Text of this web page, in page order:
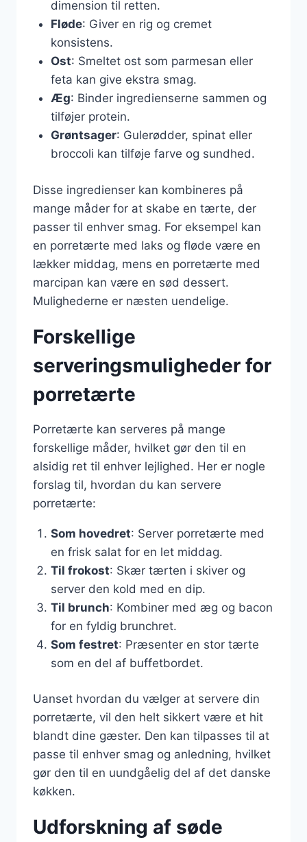
dimension til retten.
Fløde: Giver en rig og cremet
konsistens.
Ost: Smeltet ost som parmesan eller
feta kan give ekstra smag.
Æg: Binder ingredienserne sammen og
tilføjer protein.
Grøntsager: Gulerødder, spinat eller
broccoli kan tilføje farve og sundhed.
Disse ingredienser kan kombineres på
mange måder for at skabe en tærte, der
passer til enhver smag. For eksempel kan
en porretærte med laks og fløde være en
lækker middag, mens en porretærte med
marcipan kan være en sød dessert.
Mulighederne er næsten uendelige.
Forskellige
serveringsmuligheder for
porretærte
Porretærte kan serveres på mange
forskellige måder, hvilket gør den til en
alsidig ret til enhver lejlighed. Her er nogle
forslag til, hvordan du kan servere
porretærte:
Som hovedret: Server porretærte med
en frisk salat for en let middag.
Til frokost: Skær tærten i skiver og
server den kold med en dip.
Til brunch: Kombiner med æg og bacon
for en fyldig brunchret.
Som festret: Præsenter en stor tærte
som en del af buffetbordet.
Uanset hvordan du vælger at servere din
porretærte, vil den helt sikkert være et hit
blandt dine gæster. Den kan tilpasses til at
passe til enhver smag og anledning, hvilket
gør den til en uundgåelig del af det danske
køkken.
Udforskning af søde